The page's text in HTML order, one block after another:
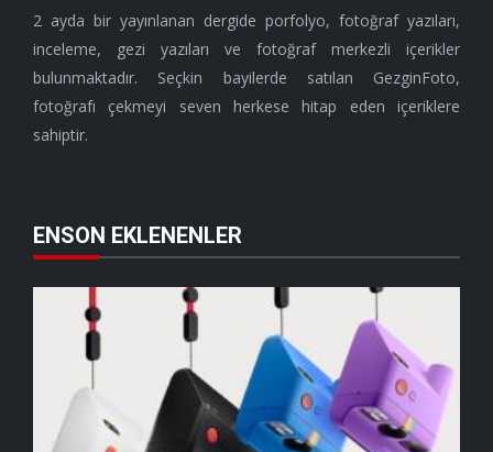
2 ayda bir yayınlanan dergide porfolyo, fotoğraf yazıları,
inceleme, gezi yazıları ve fotoğraf merkezli içerikler
bulunmaktadır. Seçkin bayilerde satılan GezginFoto,
fotoğrafı çekmeyi seven herkese hitap eden içeriklere
sahiptir.
ENSON EKLENENLER